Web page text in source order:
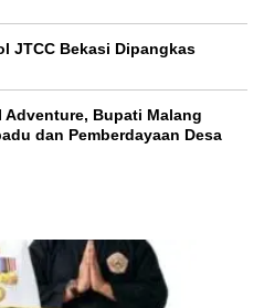
JTCC Bekasi Dipangkas
Adventure, Bupati Malang
dan Pemberdayaan Desa